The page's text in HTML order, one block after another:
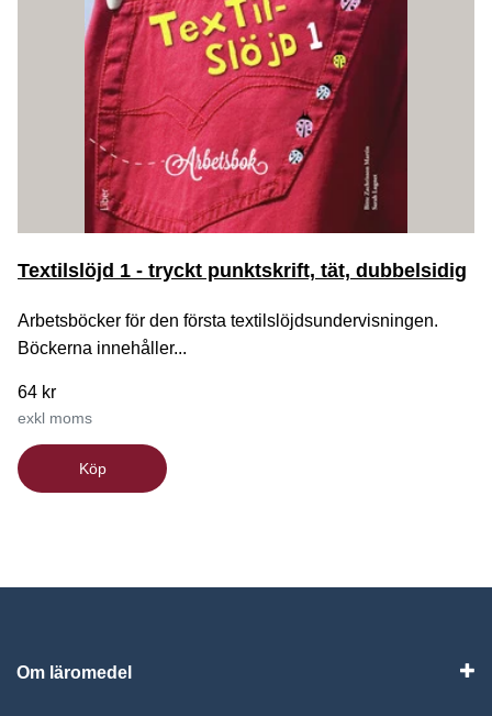
Textilslöjd 1 - tryckt punktskrift, tät, dubbelsidig
Arbetsböcker för den första textilslöjdsundervisningen.
Böckerna innehåller...
64 kr
exkl moms
Köp
Om läromedel